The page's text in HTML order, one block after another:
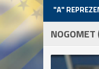
"A"
NOGOMET